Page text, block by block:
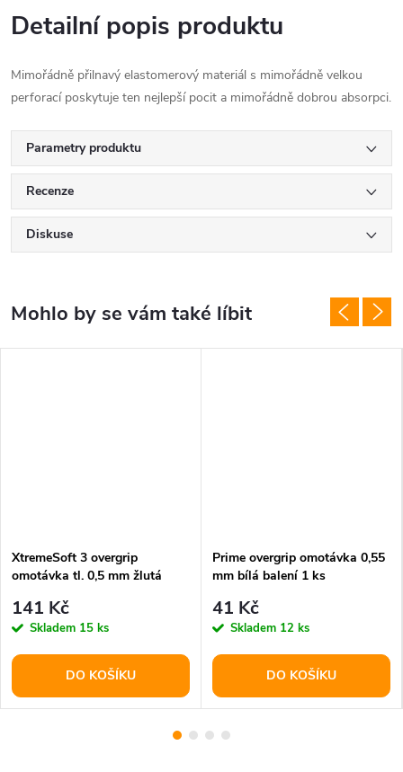
Detailní popis produktu
Mimořádně přilnavý elastomerový materiál s mimořádně velkou
perforací poskytuje ten nejlepší pocit a mimořádně dobrou absorpci.
Parametry produktu
Recenze
Diskuse
XtremeSoft 3 overgrip
omotávka tl. 0,5 mm žlutá
141 Kč
Skladem 15 ks
DO KOŠÍKU
Prime overgrip omotávka 0,55
mm bílá balení 1 ks
41 Kč
Skladem 12 ks
DO KOŠÍKU